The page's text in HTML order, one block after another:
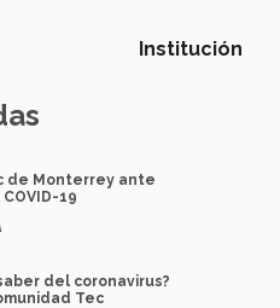
Institución
de Monterrey ante
19
del coronavirus?
Tec